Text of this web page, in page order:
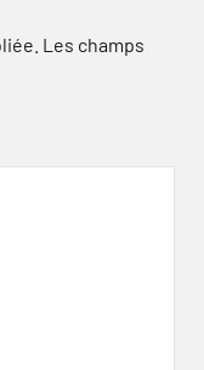
Les champs